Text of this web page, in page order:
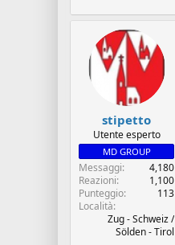
stipetto
Utente esperto
MD GROUP
Messaggi
4,180
Reazioni
1,100
Punteggio
113
Località
Zug - Schweiz /
Sölden - Tirol